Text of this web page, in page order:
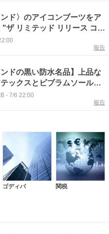
ンド〉のアイコンブーツをア
"ザ リミテッド リリース コレ
登場
報告
ンドの黒い防水名品】上品な
ックスとビブラムソールを
足／World Hiker GORE-
- 7/6 22:00
報告
ゴディバ 関税